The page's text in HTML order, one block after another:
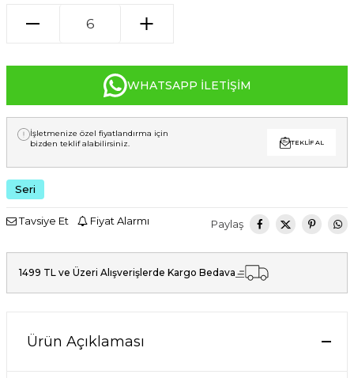
WHATSAPP İLETIŞIM
İşletmenize özel fiyatlandırma için
bizden teklif alabilirsiniz.
TEKLIF AL
Seri
Tavsiye Et Fiyat Alarmı Paylaş
1499 TL ve Üzeri Alışverişlerde Kargo Bedava
Ürün Açıklaması